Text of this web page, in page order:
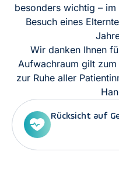
besonders wichtig –
Besuch eines
Wir danken Ihnen
Aufwachraum gilt
zur Ruhe aller
Rücksicht auf